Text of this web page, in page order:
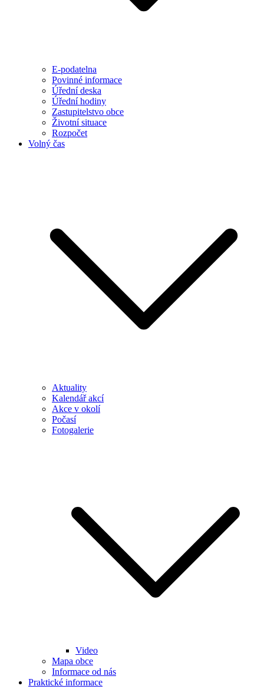
E-podatelna
Povinné informace
Úřední deska
Úřední hodiny
Zastupitelstvo obce
Životní situace
Rozpočet
Volný čas
Aktuality
Kalendář akcí
Akce v okolí
Počasí
Fotogalerie
Video
Mapa obce
Informace od nás
Praktické informace